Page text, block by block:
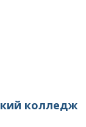
колледж